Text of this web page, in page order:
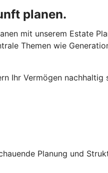
planen.
mit unserem Estate
Themen wie
Ihr Vermögen
Planung und